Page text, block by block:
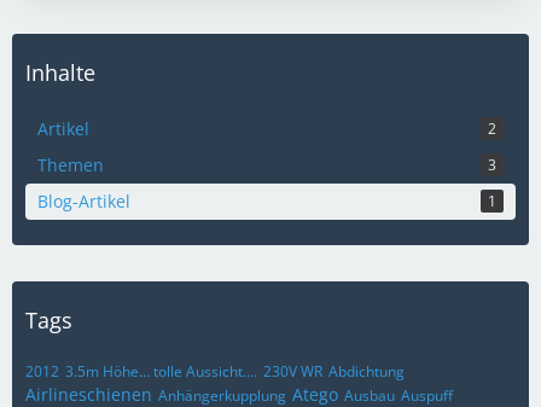
Inhalte
Artikel 2
Themen 3
Blog-Artikel 1
Tags
2012 3.5m Höhe… tolle Aussicht…. 230V WR Abdichtung
Airlineschienen Anhängerkupplung Atego Ausbau Auspuff